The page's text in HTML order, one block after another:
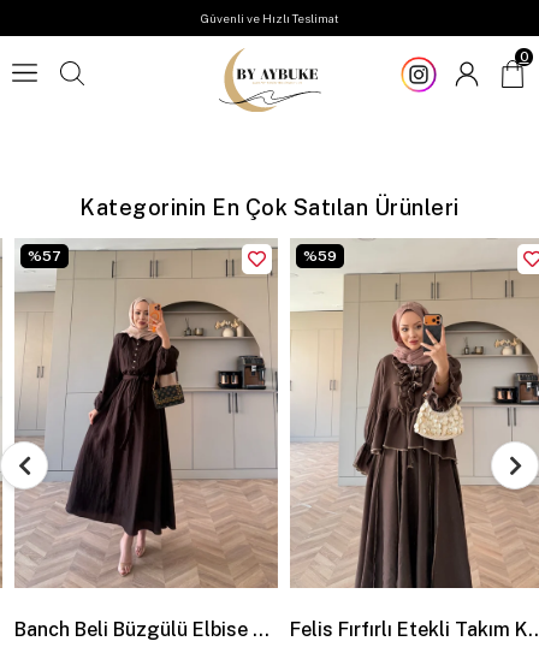
Güvenli ve Hızlı Teslimat
0
Kategorinin En Çok Satılan Ürünleri
Banch Beli Büzgülü Elbise Kahve (4461)
57
Felis Fırfırlı Etekli Takım Kahve (3090)
59